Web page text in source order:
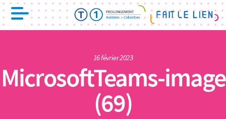
16 février 2023
MicrosoftTeams-image
(69)